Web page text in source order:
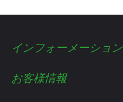
インフォーメーション
お客様情報